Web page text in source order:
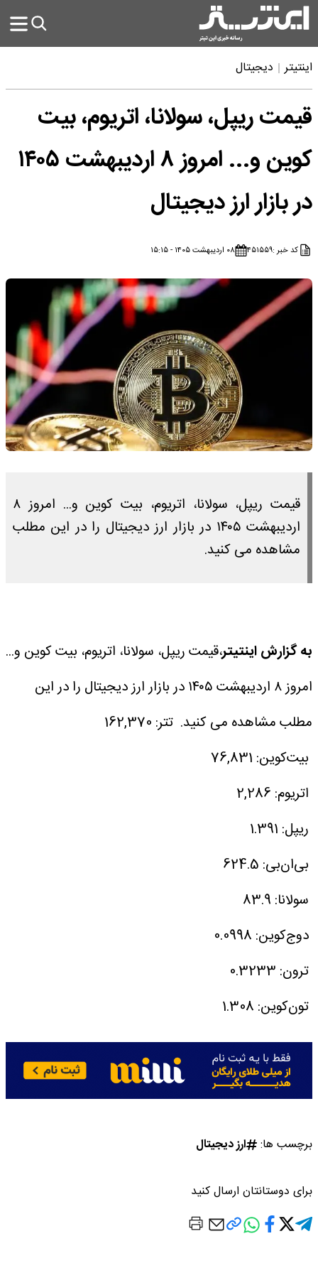
اینتیتر دیجیتال
قیمت ریپل، سولانا، اتریوم، بیت
کوین و... امروز ۸ اردیبهشت ۱۴۰۵
در بازار ارز دیجیتال
کد خبر :۴۵۱۵۵۹ ۰۸ اردیبهشت ۱۴۰۵ - ۱۵:۱۵
قیمت ریپل، سولانا، اتریوم، بیت کوین و... امروز ۸
اردیبهشت ۱۴۰۵ در بازار ارز دیجیتال را در این مطلب
مشاهده می کنید.
به گزارش اینتیتر،‌قیمت ریپل، سولانا، اتریوم، بیت کوین و...
امروز ۸ اردیبهشت ۱۴۰۵ در بازار ارز دیجیتال را در این
مطلب مشاهده می کنید. تتر: 162,370
بیت‌کوین: 76,831
اتریوم: 2,286
ریپل: 1.391
بی‌ان‌بی: 624.5
سولانا: 83.9
دوج‌کوین: 0.0998
ترون: 0.3233
تون‌کوین: 1.308
برچسب ها: ارز دیجیتال
برای دوستانتان ارسال کنید